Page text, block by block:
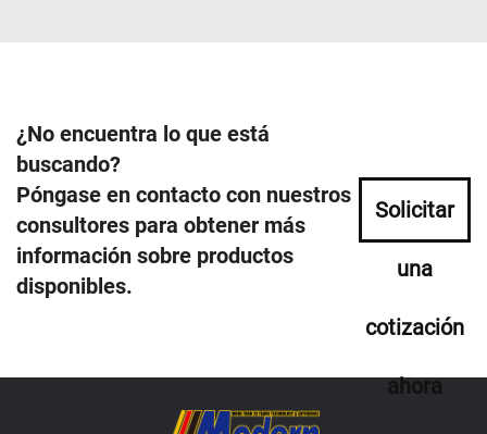
¿No encuentra lo que está
buscando?
Póngase en contacto con nuestros
consultores para obtener más
información sobre productos
disponibles.
Solicitar
una
cotización
ahora